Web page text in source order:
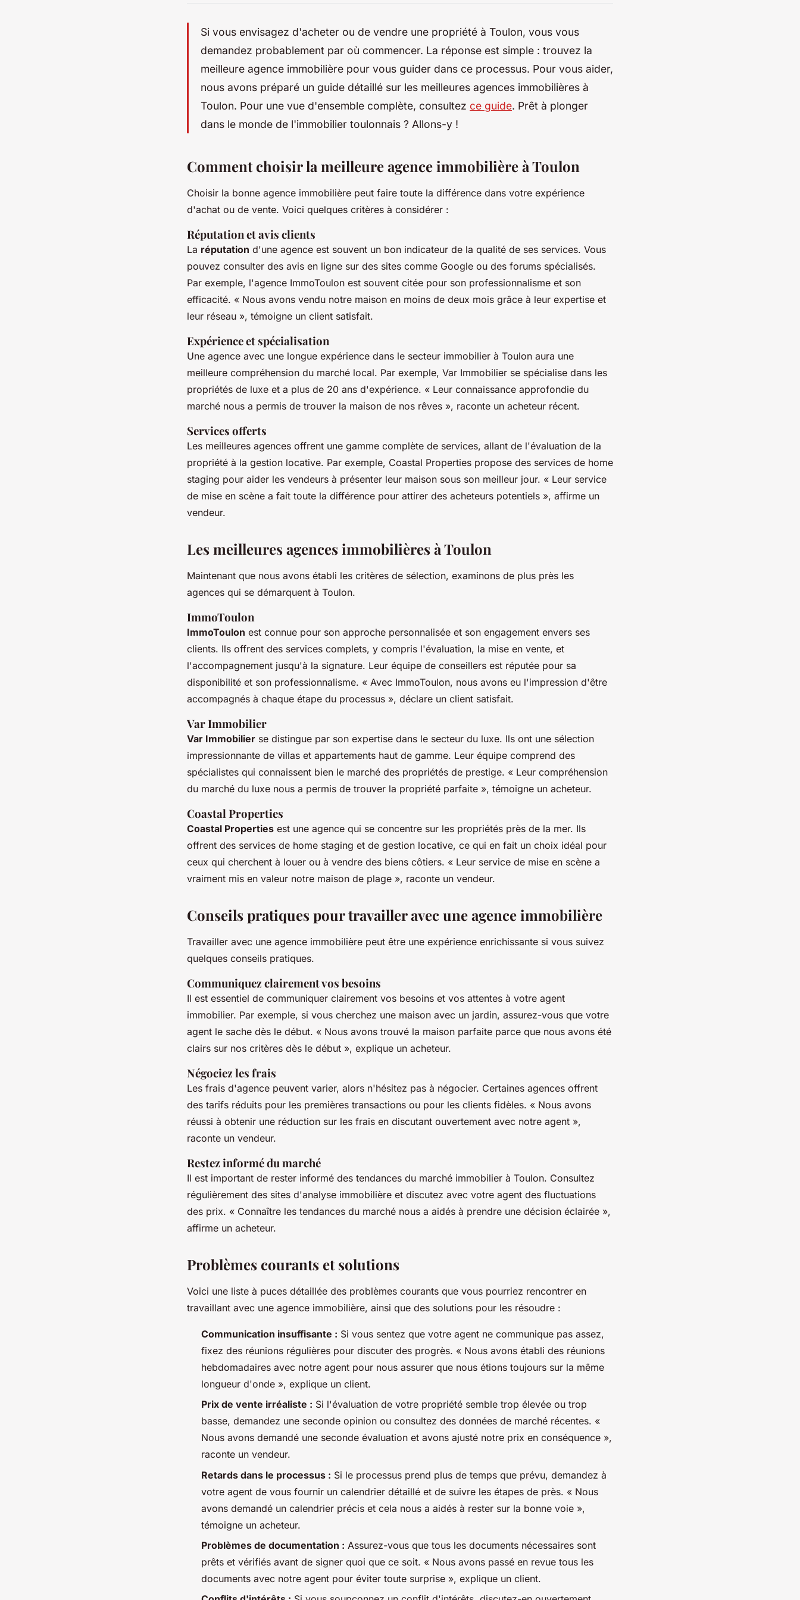
Si vous envisagez d'acheter ou de vendre une propriété à Toulon, vous vous
demandez probablement par où commencer. La réponse est simple : trouvez la
meilleure agence immobilière pour vous guider dans ce processus. Pour vous aider,
nous avons préparé un guide détaillé sur les meilleures agences immobilières à
Toulon. Pour une vue d'ensemble complète, consultez ce guide. Prêt à plonger
dans le monde de l'immobilier toulonnais ? Allons-y !
Comment choisir la meilleure agence immobilière à Toulon
Choisir la bonne agence immobilière peut faire toute la différence dans votre expérience
d'achat ou de vente. Voici quelques critères à considérer :
Réputation et avis clients
La réputation d'une agence est souvent un bon indicateur de la qualité de ses services. Vous
pouvez consulter des avis en ligne sur des sites comme Google ou des forums spécialisés.
Par exemple, l'agence ImmoToulon est souvent citée pour son professionnalisme et son
efficacité. « Nous avons vendu notre maison en moins de deux mois grâce à leur expertise et
leur réseau », témoigne un client satisfait.
Expérience et spécialisation
Une agence avec une longue expérience dans le secteur immobilier à Toulon aura une
meilleure compréhension du marché local. Par exemple, Var Immobilier se spécialise dans les
propriétés de luxe et a plus de 20 ans d'expérience. « Leur connaissance approfondie du
marché nous a permis de trouver la maison de nos rêves », raconte un acheteur récent.
Services offerts
Les meilleures agences offrent une gamme complète de services, allant de l'évaluation de la
propriété à la gestion locative. Par exemple, Coastal Properties propose des services de home
staging pour aider les vendeurs à présenter leur maison sous son meilleur jour. « Leur service
de mise en scène a fait toute la différence pour attirer des acheteurs potentiels », affirme un
vendeur.
Les meilleures agences immobilières à Toulon
Maintenant que nous avons établi les critères de sélection, examinons de plus près les
agences qui se démarquent à Toulon.
ImmoToulon
ImmoToulon est connue pour son approche personnalisée et son engagement envers ses
clients. Ils offrent des services complets, y compris l'évaluation, la mise en vente, et
l'accompagnement jusqu'à la signature. Leur équipe de conseillers est réputée pour sa
disponibilité et son professionnalisme. « Avec ImmoToulon, nous avons eu l'impression d'être
accompagnés à chaque étape du processus », déclare un client satisfait.
Var Immobilier
Var Immobilier se distingue par son expertise dans le secteur du luxe. Ils ont une sélection
impressionnante de villas et appartements haut de gamme. Leur équipe comprend des
spécialistes qui connaissent bien le marché des propriétés de prestige. « Leur compréhension
du marché du luxe nous a permis de trouver la propriété parfaite », témoigne un acheteur.
Coastal Properties
Coastal Properties est une agence qui se concentre sur les propriétés près de la mer. Ils
offrent des services de home staging et de gestion locative, ce qui en fait un choix idéal pour
ceux qui cherchent à louer ou à vendre des biens côtiers. « Leur service de mise en scène a
vraiment mis en valeur notre maison de plage », raconte un vendeur.
Conseils pratiques pour travailler avec une agence immobilière
Travailler avec une agence immobilière peut être une expérience enrichissante si vous suivez
quelques conseils pratiques.
Communiquez clairement vos besoins
Il est essentiel de communiquer clairement vos besoins et vos attentes à votre agent
immobilier. Par exemple, si vous cherchez une maison avec un jardin, assurez-vous que votre
agent le sache dès le début. « Nous avons trouvé la maison parfaite parce que nous avons été
clairs sur nos critères dès le début », explique un acheteur.
Négociez les frais
Les frais d'agence peuvent varier, alors n'hésitez pas à négocier. Certaines agences offrent
des tarifs réduits pour les premières transactions ou pour les clients fidèles. « Nous avons
réussi à obtenir une réduction sur les frais en discutant ouvertement avec notre agent »,
raconte un vendeur.
Restez informé du marché
Il est important de rester informé des tendances du marché immobilier à Toulon. Consultez
régulièrement des sites d'analyse immobilière et discutez avec votre agent des fluctuations
des prix. « Connaître les tendances du marché nous a aidés à prendre une décision éclairée »,
affirme un acheteur.
Problèmes courants et solutions
Voici une liste à puces détaillée des problèmes courants que vous pourriez rencontrer en
travaillant avec une agence immobilière, ainsi que des solutions pour les résoudre :
Communication insuffisante : Si vous sentez que votre agent ne communique pas assez,
fixez des réunions régulières pour discuter des progrès. « Nous avons établi des réunions
hebdomadaires avec notre agent pour nous assurer que nous étions toujours sur la même
longueur d'onde », explique un client.
Prix de vente irréaliste : Si l'évaluation de votre propriété semble trop élevée ou trop
basse, demandez une seconde opinion ou consultez des données de marché récentes. «
Nous avons demandé une seconde évaluation et avons ajusté notre prix en conséquence »,
raconte un vendeur.
Retards dans le processus : Si le processus prend plus de temps que prévu, demandez à
votre agent de vous fournir un calendrier détaillé et de suivre les étapes de près. « Nous
avons demandé un calendrier précis et cela nous a aidés à rester sur la bonne voie »,
témoigne un acheteur.
Problèmes de documentation : Assurez-vous que tous les documents nécessaires sont
prêts et vérifiés avant de signer quoi que ce soit. « Nous avons passé en revue tous les
documents avec notre agent pour éviter toute surprise », explique un client.